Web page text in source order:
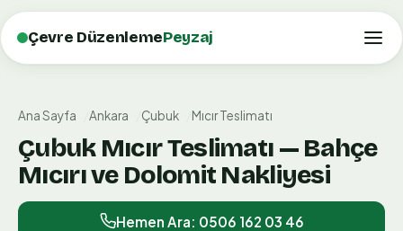
Çevre DüzenlemePeyzaj
Ana Sayfa Ankara Çubuk Mıcır Teslimatı
Çubuk Mıcır Teslimatı — Bahçe
Mıcırı ve Dolomit Nakliyesi
Hemen Ara: 0506 162 03 46